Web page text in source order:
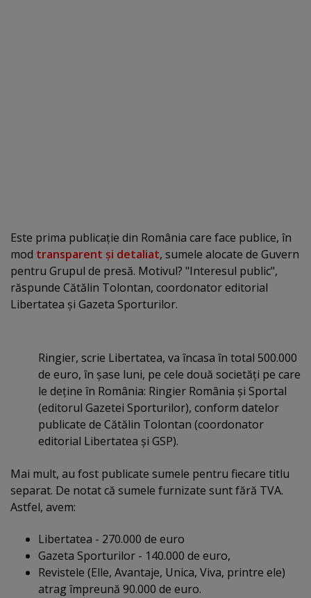
Este prima publicaţie din România care face publice, în
mod transparent şi detaliat, sumele alocate de Guvern
pentru Grupul de presă. Motivul? "Interesul public",
răspunde Cătălin Tolontan, coordonator editorial
Libertatea şi Gazeta Sporturilor.
Ringier, scrie Libertatea, va încasa în total 500.000
de euro, în şase luni, pe cele două societăţi pe care
le deţine în România: Ringier România şi Sportal
(editorul Gazetei Sporturilor), conform datelor
publicate de Cătălin Tolontan (coordonator
editorial Libertatea şi GSP).
Mai mult, au fost publicate sumele pentru fiecare titlu
separat. De notat că sumele furnizate sunt fără TVA.
Astfel, avem:
Libertatea - 270.000 de euro
Gazeta Sporturilor - 140.000 de euro,
Revistele (Elle, Avantaje, Unica, Viva, printre ele)
atrag împreună 90.000 de euro.